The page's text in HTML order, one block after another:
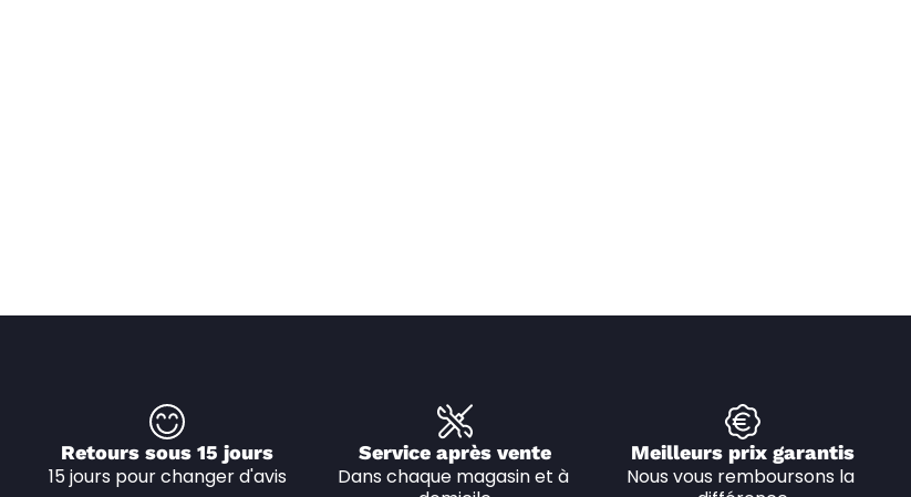
Retours sous 15 jours
15 jours pour changer d'avis
Service après vente
Dans chaque magasin et à
Meilleurs prix garantis
Nous vous remboursons la